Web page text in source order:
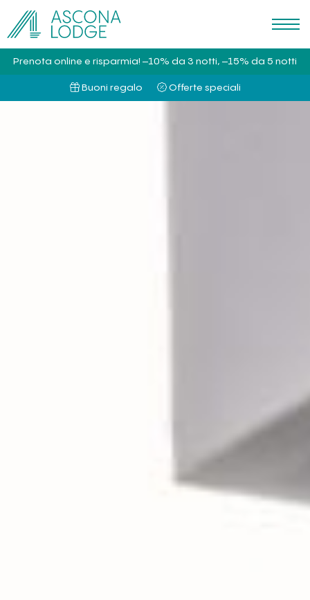
Prenota online e risparmia! –10% da 3 notti, –15% da 5 notti
Buoni regalo Offerte speciali